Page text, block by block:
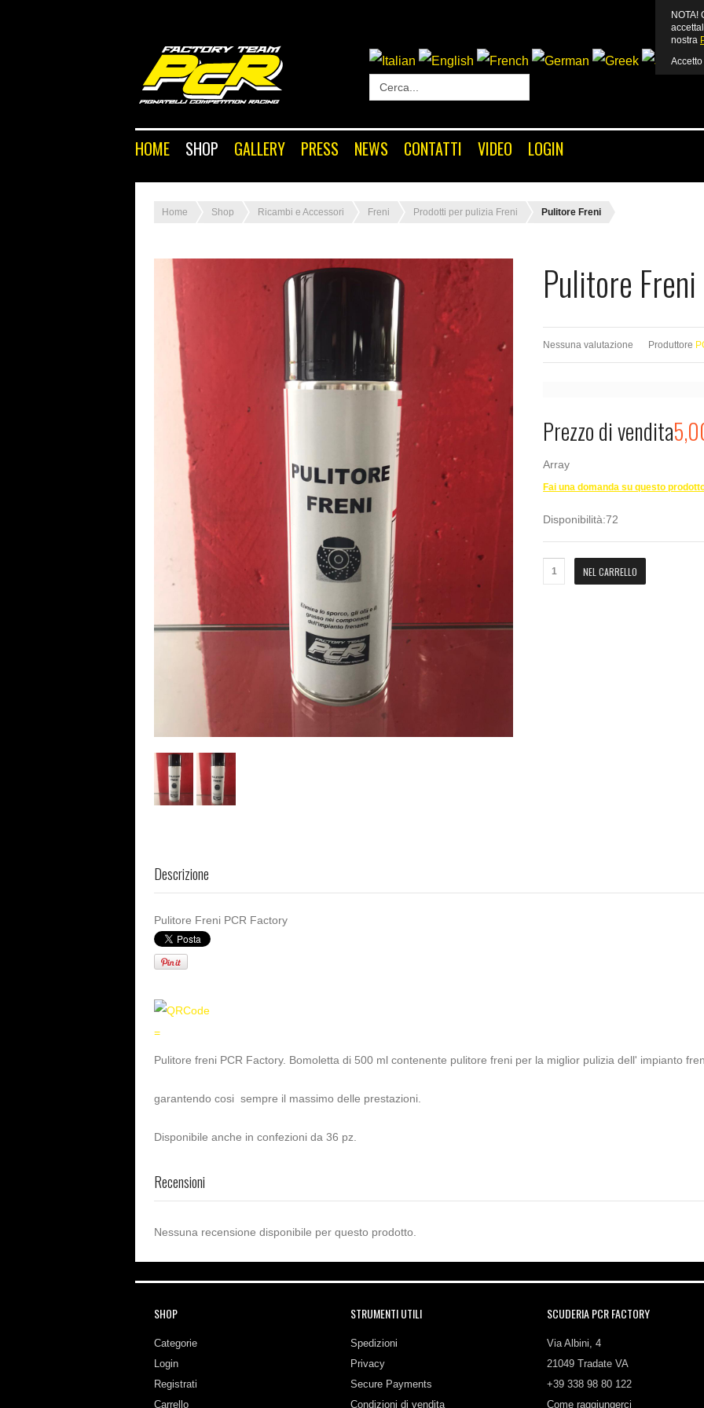
HOME SHOP GALLERY PRESS NEWS CONTATTI VIDEO LOGIN
Home Shop Ricambi e Accessori Freni Prodotti per pulizia Freni Pulitore Freni
Pulitore Freni
Nessuna valutazione Produttore
Prezzo di vendita
Array
Fai una domanda su questo
Disponibilità:72
Descrizione
Pulitore Freni PCR Factory
=
Pulitore freni PCR Factory. Bomoletta di 500 ml contenente pulitore freni per la miglior pulizia dell' impianto
garantendo cosi sempre il massimo delle prestazioni.
Disponibile anche in confezioni da 36 pz.
Recensioni
Nessuna recensione disponibile per questo prodotto.
SHOP
Categorie
Login
Registrati
Carrello
STRUMENTI UTILI
Spedizioni
Privacy
Secure Payments
Condizioni di vendita
SCUDERIA PCR FACTORY
Via Albini, 4
21049 Tradate VA
+39 338 98 80 122
Come raggiungerci
Password
Ricordami
Password dimenticata?
Nome utente dimenticato?
NOTA!
nostra